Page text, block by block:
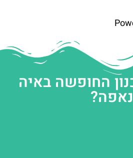
החופשה באיה
נאפה?